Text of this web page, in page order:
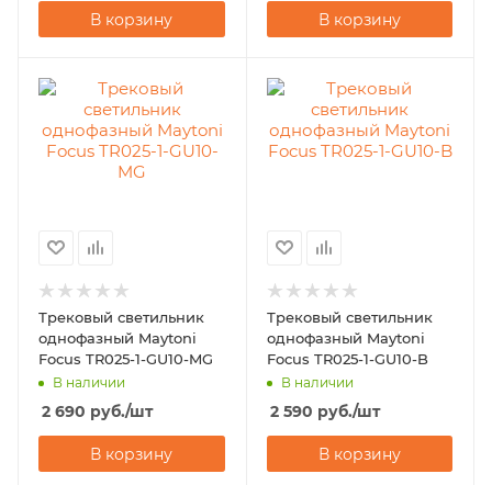
В корзину В корзину
Трековый светильник
однофазный Maytoni
Focus TR025-1-GU10-MG
В наличии
2 690 руб./шт
В корзину
Трековый светильник
однофазный Maytoni
Focus TR025-1-GU10-B
В наличии
2 590 руб./шт
В корзину